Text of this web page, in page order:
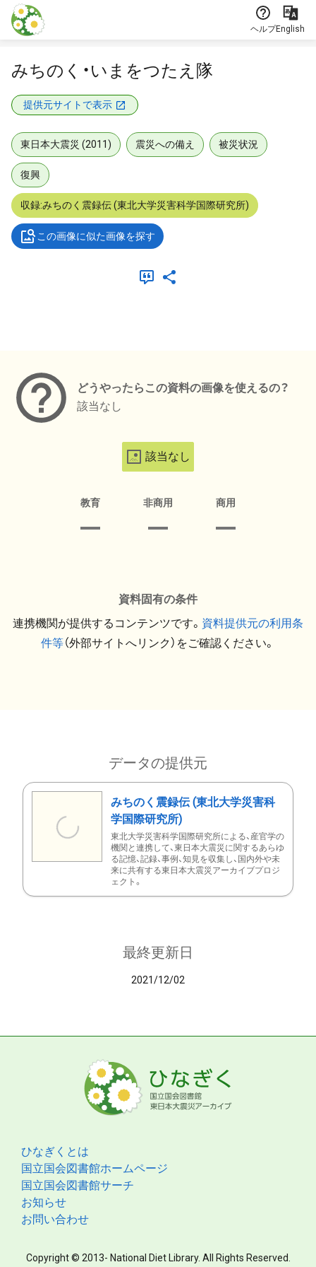
本文に飛ぶ
ヘルプEnglish
みちのく・いまをつたえ隊
提供元サイトで表示
東日本大震災 (2011) 震災への備え 被災状況
復興
収録:みちのく震録伝 (東北大学災害科学国際研究所)
この画像に似た画像を探す
どうやったらこの資料の画像を使えるの？
該当なし
該当なし
教育 非商用 商用
資料固有の条件
連携機関が提供するコンテンツです。 資料提供元の利用条
件等（外部サイトへリンク）をご確認ください。
データの提供元
みちのく震録伝 (東北大学災害科
学国際研究所)
東北大学災害科学国際研究所による、産官学の
機関と連携して、東日本大震災に関するあらゆ
る記憶、記録、事例、知見を収集し、国内外や未
来に共有する東日本大震災アーカイブプロジ
ェクト。
最終更新日
2021/12/02
ひなぎくとは
国立国会図書館ホームページ
国立国会図書館サーチ
お知らせ
お問い合わせ
Copyright © 2013- National Diet Library. All Rights Reserved.